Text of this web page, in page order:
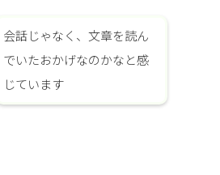
会話じゃなく、文章を読ん
でいたおかげなのかなと感
じています